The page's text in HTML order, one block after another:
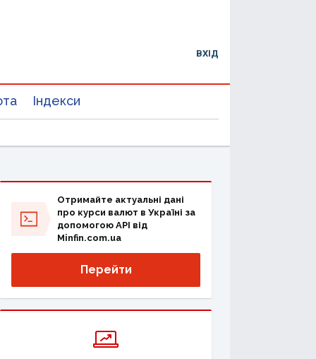
ВХІД
Індекси
Отримайте актуальні дані
про курси валют в Україні за
допомогою API від
Minfin.com.ua
Перейти